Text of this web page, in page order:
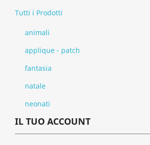
Tutti i Prodotti
animali
applique - patch
fantasia
natale
neonati
IL TUO ACCOUNT